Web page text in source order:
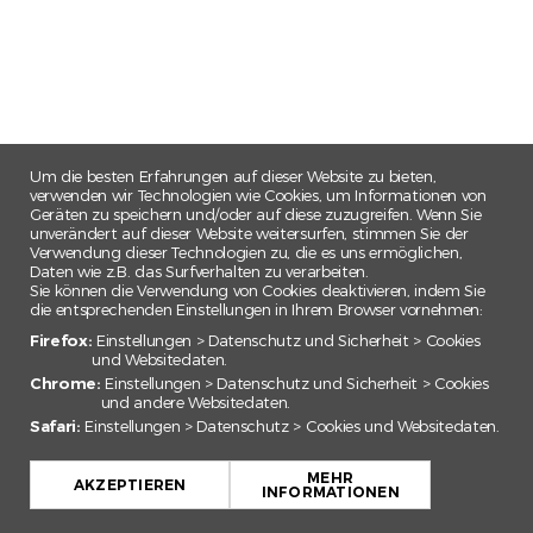
+
Um die besten Erfahrungen auf dieser Website zu bieten,
verwenden wir Technologien wie Cookies, um Informationen von
Geräten zu speichern und/oder auf diese zuzugreifen. Wenn Sie
unverändert auf dieser Website weitersurfen, stimmen Sie der
Verwendung dieser Technologien zu, die es uns ermöglichen,
Daten wie z.B. das Surfverhalten zu verarbeiten.
Sie können die Verwendung von Cookies deaktivieren, indem Sie
die entsprechenden Einstellungen in Ihrem Browser vornehmen:
Firefox: Einstellungen > Datenschutz und Sicherheit > Cookies
und Websitedaten.
Chrome: Einstellungen > Datenschutz und Sicherheit > Cookies
und andere Websitedaten.
Safari: Einstellungen > Datenschutz > Cookies und Websitedaten.
AKZEPTIEREN MEHR
INFORMATIONEN